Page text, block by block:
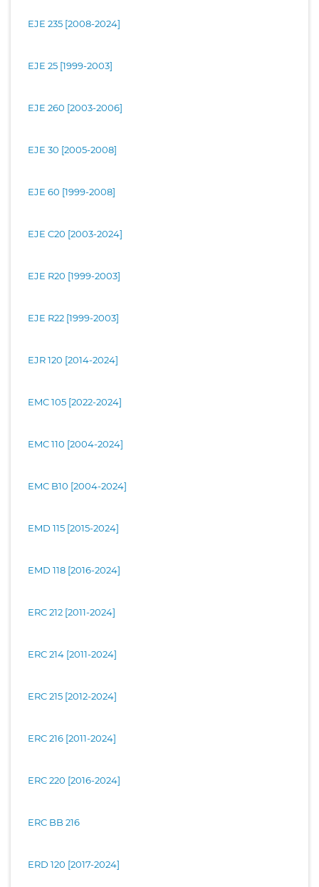
EJE 235 [2008-2024]
EJE 25 [1999-2003]
EJE 260 [2003-2006]
EJE 30 [2005-2008]
EJE 60 [1999-2008]
EJE C20 [2003-2024]
EJE R20 [1999-2003]
EJE R22 [1999-2003]
EJR 120 [2014-2024]
EMC 105 [2022-2024]
EMC 110 [2004-2024]
EMC B10 [2004-2024]
EMD 115 [2015-2024]
EMD 118 [2016-2024]
ERC 212 [2011-2024]
ERC 214 [2011-2024]
ERC 215 [2012-2024]
ERC 216 [2011-2024]
ERC 220 [2016-2024]
ERC BB 216
ERD 120 [2017-2024]